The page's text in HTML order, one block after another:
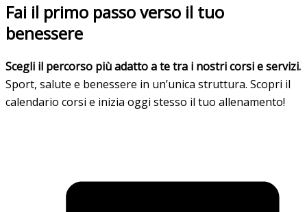
Fai il primo passo verso il tuo
benessere
Scegli il percorso più adatto a te tra i nostri corsi e servizi.
Sport, salute e benessere in un’unica struttura. Scopri il
calendario corsi e inizia oggi stesso il tuo allenamento!